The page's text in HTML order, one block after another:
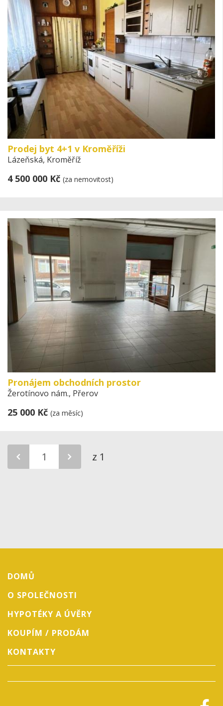
Prodej byt 4+1 v Kroměříži
Lázeňská, Kroměříž
4 500 000 Kč (za nemovitost)
Pronájem obchodních prostor
Žerotínovo nám., Přerov
25 000 Kč (za měsíc)
z 1
DOMŮ
O SPOLEČNOSTI
HYPOTÉKY A ÚVĚRY
KOUPÍM / PRODÁM
KONTAKTY